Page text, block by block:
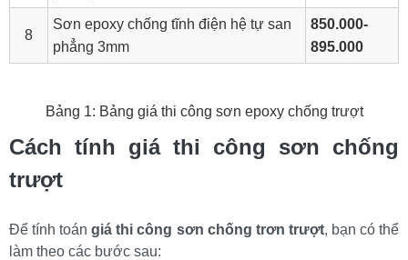
8
Sơn epoxy chống tĩnh điện hệ tự san
phẳng 3mm
850.000-
895.000
Bảng 1: Bảng giá thi công sơn epoxy chống trượt
Cách tính giá thi công sơn chống
trượt
Để tính toán giá thi công sơn chống trơn trượt, bạn có thể
làm theo các bước sau: